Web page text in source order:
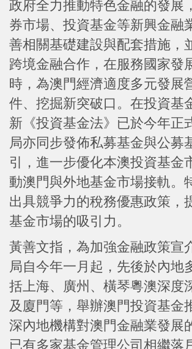
政府全力推動特色金融的發展
券市場、投資基金等新興金融
善相關基礎建設與配套措施，
跨境金融合作，在服務國家發
時，為澳門經濟適度多元發展
件、挖掘新突破口。在投資基
新《投資基金法》已於今年正
局亦同步發佈私募基金與公募
引，進一步優化本澳投資基金
動澳門與外地基金市場接軌。
出具競爭力的稅務優惠政策，
基金市場的吸引力。
黃善文指，為加強金融政策宣
局自今年一月起，先後於內地
括上海、廣州、橫琴粵澳深度
及廈門等，舉辦澳門投資基金
深內地機構對澳門金融業發展
已有多家基金管理公司相繼落